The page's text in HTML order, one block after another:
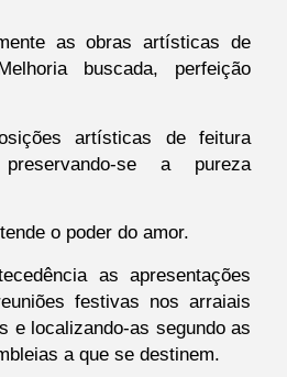
as obras artísticas de
buscada, perfeição
artísticas de feitura
se a pureza
o poder do amor.
as apresentações
festivas nos arraiais
e localizando-as segundo as
a que se destinem.